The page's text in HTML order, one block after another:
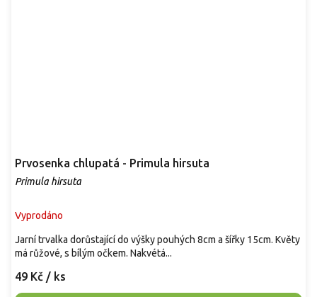
Prvosenka chlupatá - Primula hirsuta
Primula hirsuta
Vyprodáno
49 Kč / ks
Jarní trvalka dorůstající do výšky pouhých 8cm a šířky 15cm. Květy
má růžové, s bílým očkem. Nakvétá...